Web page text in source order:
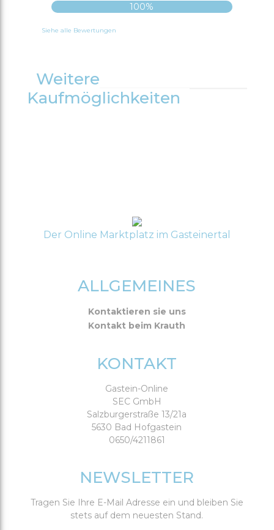
100%
Siehe alle Bewertungen
Weitere
Kaufmöglichkeiten
Der Online Marktplatz im Gasteinertal
ALLGEMEINES
Kontaktieren sie uns
Kontakt beim Krauth
KONTAKT
Gastein-Online
SEC GmbH
Salzburgerstraße 13/21a
5630 Bad Hofgastein
0650/4211861
NEWSLETTER
Tragen Sie Ihre E-Mail Adresse ein und bleiben Sie
stets auf dem neuesten Stand.